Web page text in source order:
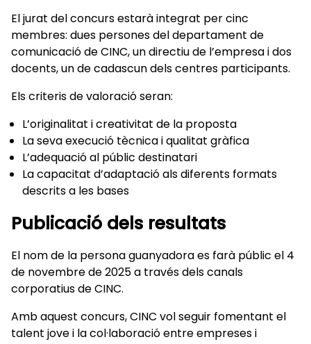
El jurat del concurs estarà integrat per cinc
membres: dues persones del departament de
comunicació de CINC, un directiu de l’empresa i dos
docents, un de cadascun dels centres participants.
Els criteris de valoració seran:
L’originalitat i creativitat de la proposta
La seva execució tècnica i qualitat gràfica
L’adequació al públic destinatari
La capacitat d’adaptació als diferents formats
descrits a les bases
Publicació dels resultats
El nom de la persona guanyadora es farà públic el 4
de novembre de 2025 a través dels canals
corporatius de CINC.
Amb aquest concurs, CINC vol seguir fomentant el
talent jove i la col·laboració entre empreses i